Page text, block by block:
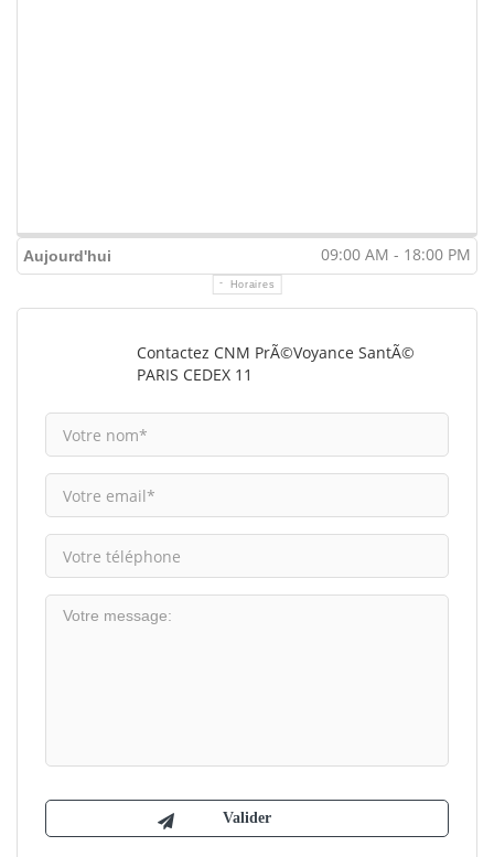
Aujourd'hui 09:00 AM - 18:00 PM
Horaires
Contactez CNM PrÃ©voyance SantÃ©
PARIS CEDEX 11